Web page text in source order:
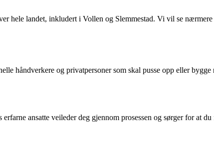
hele landet, inkludert i Vollen og Slemmestad. Vi vil se
håndverkere og privatpersoner som skal pusse opp eller
ansatte veileder deg gjennom prosessen og sørger for at